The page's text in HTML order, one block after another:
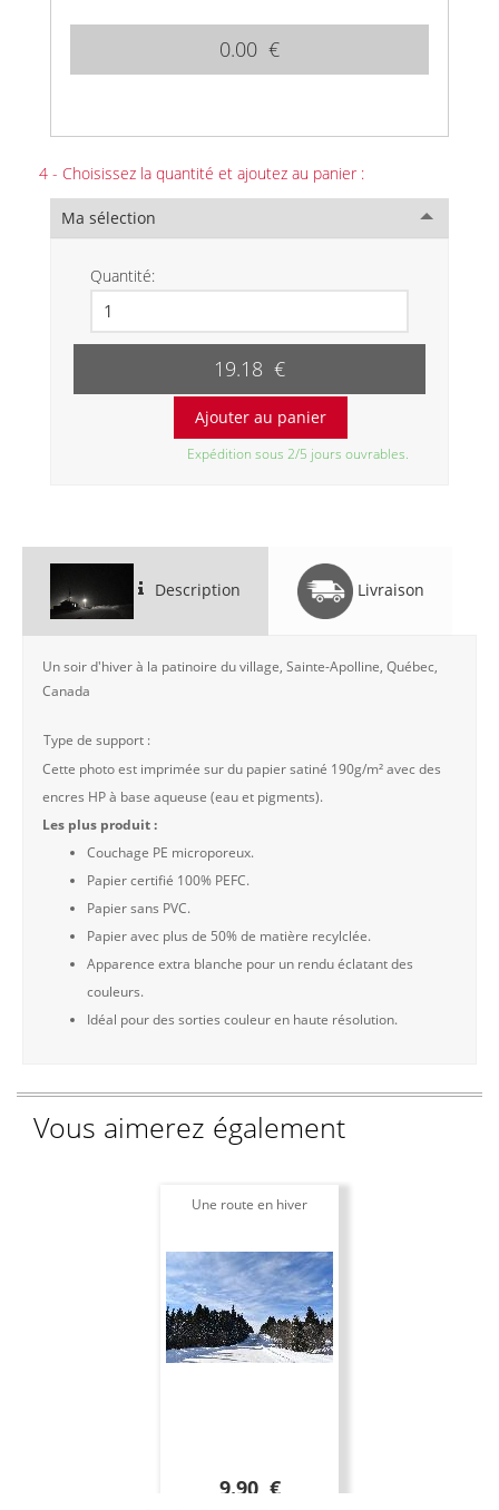
0.00 €
4 - Choisissez la quantité et ajoutez au panier :
Ma sélection
Quantité:
19.18 €
Expédition sous 2/5 jours ouvrables.
Description Livraison
Un soir d'hiver à la patinoire du village, Sainte-Apolline, Québec,
Canada
Type de support :
Cette photo est imprimée sur du papier satiné 190g/m² avec des
encres HP à base aqueuse (eau et pigments).
Les plus produit :
Couchage PE microporeux.
Papier certifié 100% PEFC.
Papier sans PVC.
Papier avec plus de 50% de matière recylclée.
Apparence extra blanche pour un rendu éclatant des
couleurs.
Idéal pour des sorties couleur en haute résolution.
Vous aimerez également
Une route en hiver
9.90 €